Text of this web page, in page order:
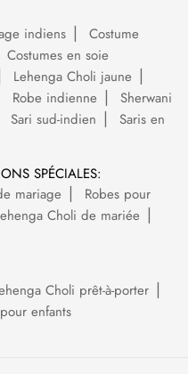
indiens
Costume
Costumes en soie
Lehenga Choli jaune
Robe indienne
Sherwani
Sari sud-indien
Saris en
SPÉCIALES:
mariage
Robes pour
Choli de mariée
Choli prêt-à-porter
enfants